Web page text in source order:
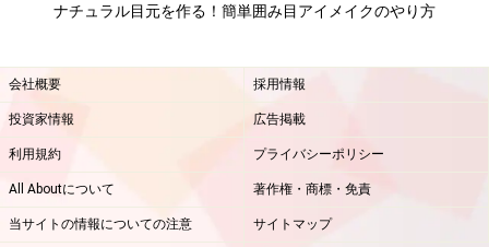
ナチュラル目元を作る！簡単囲み目アイメイクのやり方
会社概要 採用情報
投資家情報 広告掲載
利用規約 プライバシーポリシー
All Aboutについて 著作権・商標・免責
当サイトの情報についての注意 サイトマップ